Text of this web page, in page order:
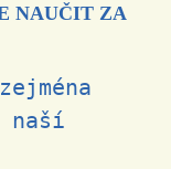
NAUČIT ZA
naší